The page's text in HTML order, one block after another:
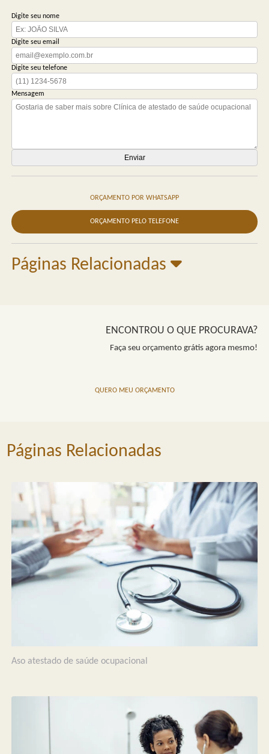
Digite seu nome
Digite seu email
Digite seu telefone
Mensagem
ORÇAMENTO POR WHATSAPP
ORÇAMENTO PELO TELEFONE
Páginas Relacionadas
ENCONTROU O QUE PROCURAVA?
Faça seu orçamento grátis agora mesmo!
QUERO MEU ORÇAMENTO
Páginas Relacionadas
Aso atestado de saúde ocupacional